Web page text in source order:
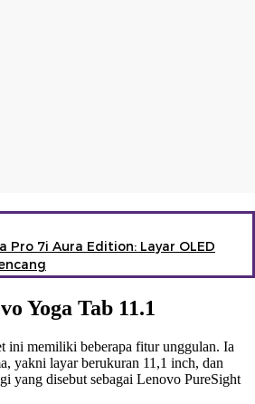
Pro 7i Aura Edition: Layar OLED
Yoga Tab 11.1
ini memiliki beberapa fitur unggulan. Ia
yakni layar berukuran 11,1 inch, dan
yang disebut sebagai Lenovo PureSight